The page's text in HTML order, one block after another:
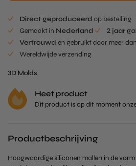
Direct geproduceerd op bestelling
Gemaakt in Nederland 2 jaar
Vertrouwd en gebruikt door meer dan
Wereldwijde verzending
3D Molds
Heet product
Dit product is op dit moment
Productbeschrijving
Hoogwaardige siliconen mallen in de